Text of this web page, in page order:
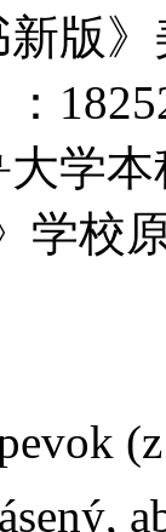
新版
学
学校